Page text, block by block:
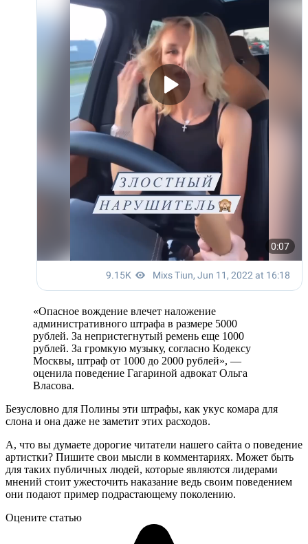
«Опасное вождение влечет наложение
административного штрафа в размере 5000
рублей. За непристегнутый ремень еще 1000
рублей. За громкую музыку, согласно Кодексу
Москвы, штраф от 1000 до 2000 рублей», —
оценила поведение Гагариной адвокат Ольга
Власова.
Безусловно для Полины эти штрафы, как укус комара для
слона и она даже не заметит этих расходов.
А, что вы думаете дорогие читатели нашего сайта о поведение
артистки? Пишите свои мысли в комментариях. Может быть
для таких публичных людей, которые являются лидерами
мнений стоит ужесточить наказание ведь своим поведением
они подают пример подрастающему поколению.
Оцените статью